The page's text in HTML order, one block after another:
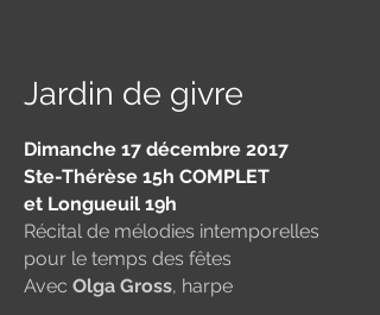
Jardin de givre
Dimanche 17 décembre 2017
Ste-Thérèse 15h COMPLET
et Longueuil 19h
Récital de mélodies intemporelles
pour le temps des fêtes
Avec Olga Gross, harpe